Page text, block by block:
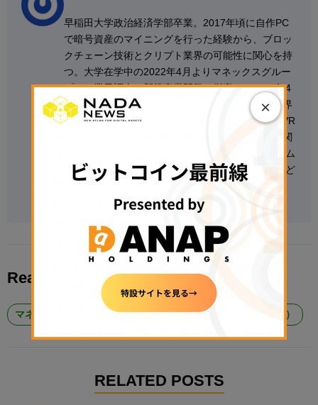
早稲田大学政治経済学部卒業。2017年頃に自作PC
で暗号資産のマイニングを行った経験から、ブロッ
クチェーン技術とクリプト業界の可能性に関心を持
つ。大学在学中の2022年4月よりマネックスグルー
プにて業界調査や新規事業開発に従事し、2024年4
月に新卒入社。マネックスクリプトバンクでは業界
調査レポート「MCB RESEARCH」を執筆し、「VR
普及はいつ頃達成されるのか？―現状の問題点と関
連技術を探る（2022）」「ブロックチェーンゲーム
のビジネスモデルの分類と収益推定（2023）」など
Read More About
マネックスクリプトバンク マネックスグループ（MONEX）
RELATED POSTS
×